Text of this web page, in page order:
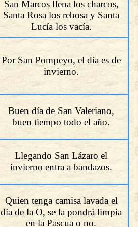
San Marcos llena los charcos,
Santa Rosa los rebosa y Santa
Lucía los vacía.
Por San Pompeyo, el día es de
invierno.
Buen día de San Valeriano,
buen tiempo todo el año.
Llegando San Lázaro el
invierno entra a bandazos.
Quien tenga camisa lavada el
día de la O, se la pondrá limpia
en la Pascua o no.